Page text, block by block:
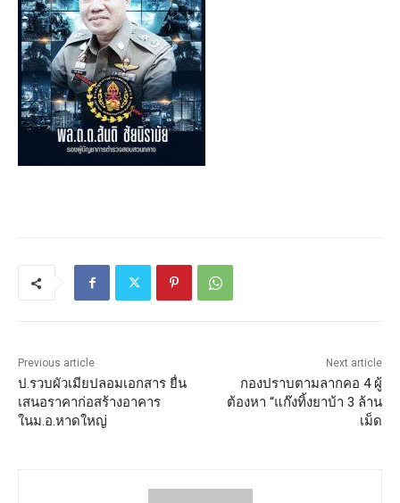
Previous article
ป.รวบผัวเมียปลอมเอกสาร ยื่น
เสนอราคาก่อสร้างอาคาร
ในม.อ.หาดใหญ่
Next article
กองปราบตามลากคอ 4 ผู้
ต้องหา “แก๊งทิ้งยาบ้า 3 ล้าน
เม็ด